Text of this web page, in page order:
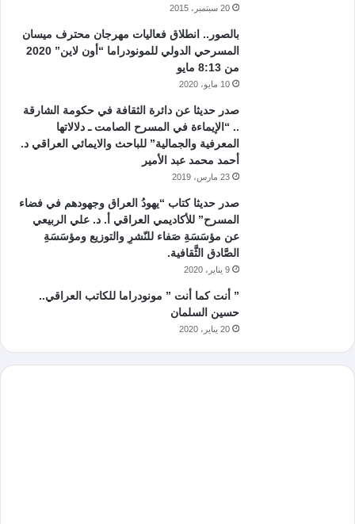
20 سبتمبر، 2015
بالصور.. انطلاق فعاليات مهرجان محترف ميسان
المسرحي الدولي للمونودراما “أون لاين” 2020
من 8:13 مايو
10 مايو، 2020
صدر حديثا عن دائرة الثقافة في حكومة الشارقة
.. “الإيماءة في المسرح الصامت ـ دلالاتها
المعرفية والجمالية” للباحث والايمائي العراقي د.
أحمد محمد عبد الأمير
23 مارس، 2019
صدر حديثا كتاب “يهودُ العراق وجهودهم في فضاء
المسرح” للأكاديمي العراقي أ. د. علي الربيعي
عن مؤسَسَةِ صَفاء للنّشرِ والتوزيع ومؤسَسَةِ
الصَّادق الثَّقافية.
9 يناير، 2020
” أنت كما أنت ” مونودراما للكاتب العراقي..
حسين السلمان
20 يناير، 2020